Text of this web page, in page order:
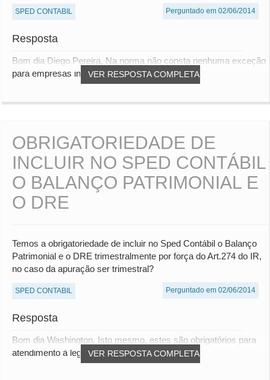
SPED CONTABIL Perguntado em 02/06/2014
Resposta
VER RESPOSTA COMPLETA
Bom dia Diego Pereira, Na norma não consta nenhuma exceção
para empresas inativas, portanto, deve-s...
OBRIGATORIEDADE DE
INCLUIR NO SPED CONTÁBIL
O BALANÇO PATRIMONIAL E
O DRE
Temos a obrigatoriedade de incluir no Sped Contábil o Balanço
Patrimonial e o DRE trimestralmente por força do Art.274 do IR,
no caso da apuração ser trimestral?
SPED CONTABIL Perguntado em 02/06/2014
Resposta
VER RESPOSTA COMPLETA
Bom dia Washington, Isto mesmo, estes são obrigatórios para
atendimento à legislação fiscal. Atualm...